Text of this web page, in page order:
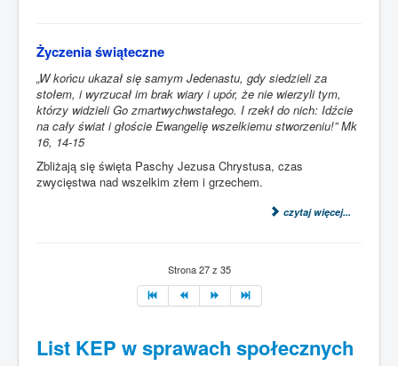
Życzenia świąteczne
„W końcu ukazał się samym Jedenastu, gdy siedzieli za
stołem, i wyrzucał im brak wiary i upór, że nie wierzyli tym,
którzy widzieli Go zmartwychwstałego. I rzekł do nich: Idźcie
na cały świat i głoście Ewangelię wszelkiemu stworzeniu!”Mk
16, 14-15
Zbliżają się święta Paschy Jezusa Chrystusa, czas
zwycięstwa nad wszelkim złem i grzechem.
czytaj więcej...
Strona 27 z 35
List KEP w sprawach społecznych